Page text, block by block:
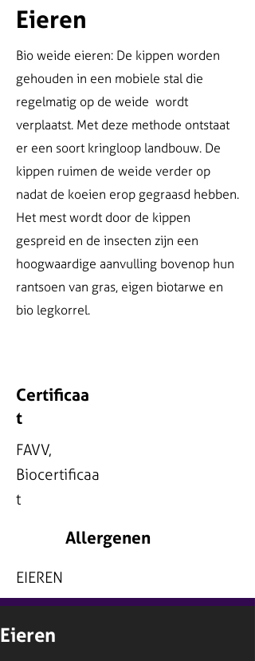
Eieren
Bio weide eieren: De kippen worden
gehouden in een mobiele stal die
regelmatig op de weide wordt
verplaatst. Met deze methode ontstaat
er een soort kringloop landbouw. De
kippen ruimen de weide verder op
nadat de koeien erop gegraasd hebben.
Het mest wordt door de kippen
gespreid en de insecten zijn een
hoogwaardige aanvulling bovenop hun
rantsoen van gras, eigen biotarwe en
bio legkorrel.
Certificaa
t
FAVV,
Biocertificaa
t
Allergenen
EIEREN
Eieren